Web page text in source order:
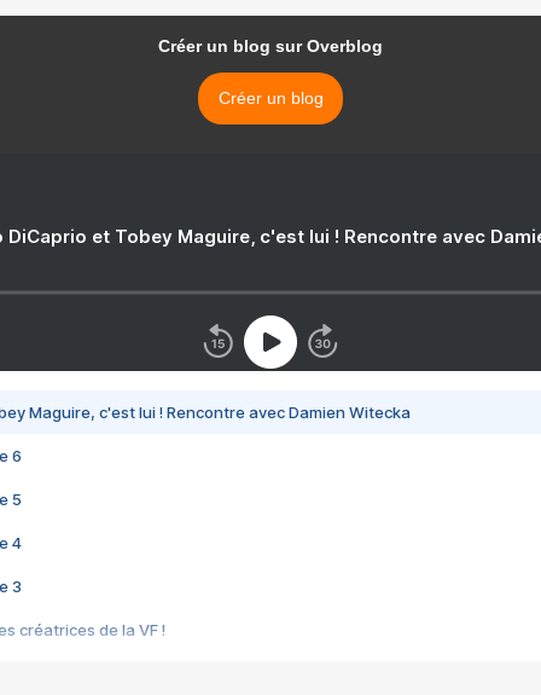
Créer un blog sur Overblog
Créer un blog
DiCaprio et Tobey Maguire, c'est lui ! Rencontre avec
Maguire, c'est lui ! Rencontre avec Damien Witecka
6
5
4
3
créatrices de la VF !